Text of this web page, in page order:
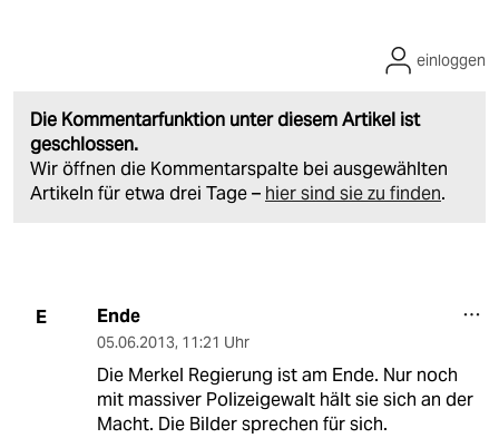
Die Kommentarfunktion unter diesem Artikel ist
geschlossen.
Wir öffnen die Kommentarspalte bei ausgewählten
Artikeln für etwa drei Tage – hier sind sie zu finden.
einloggen
E Ende
05.06.2013, 11:21 Uhr
Die Merkel Regierung ist am Ende. Nur noch
mit massiver Polizeigewalt hält sie sich an der
Macht. Die Bilder sprechen für sich.